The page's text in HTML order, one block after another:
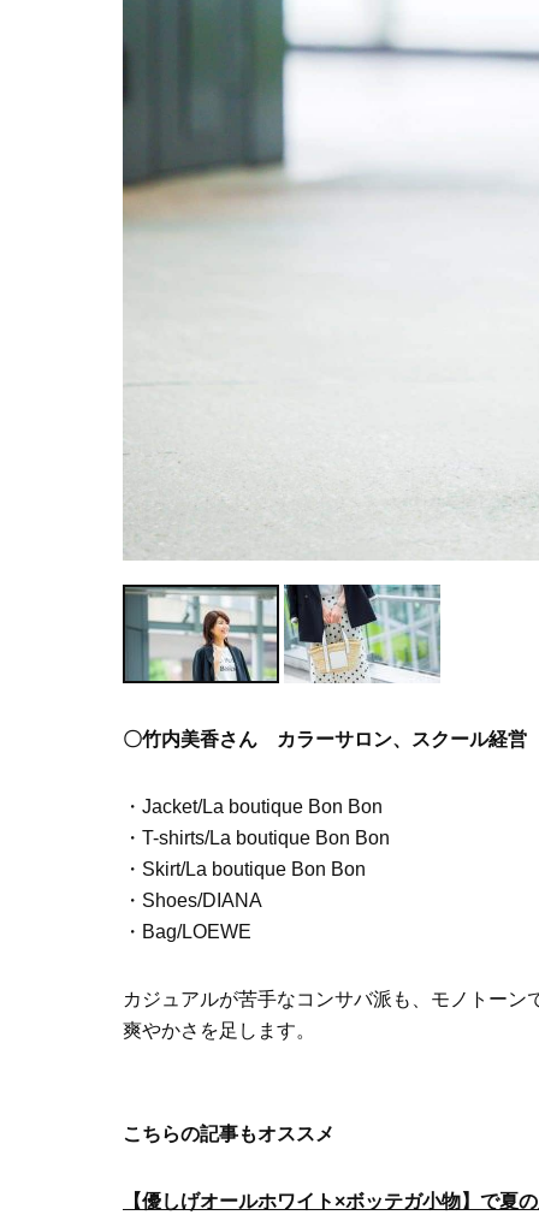
〇竹内美香さん カラーサロン、スクール経営
・Jacket/La boutique Bon Bon
・T-shirts/La boutique Bon Bon
・Skirt/La boutique Bon Bon
・Shoes/DIANA
・Bag/LOEWE
カジュアルが苦手なコンサバ派も、モノトー
爽やかさを足します。
こちらの記事もオススメ
【優しげオールホワイト×ボッテガ小物】で夏